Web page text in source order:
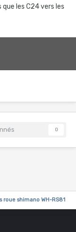
les C24 vers les
0
roue shimano WH-RS81-